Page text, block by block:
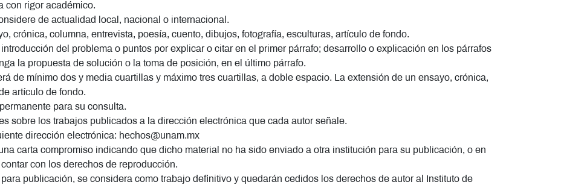
con rigor académico.
de actualidad local, nacional o internacional.
crónica, columna, entrevista, poesía, cuento, dibujos, fotografía, esculturas, artículo de fondo.
del problema o puntos por explicar o citar en el primer párrafo; desarrollo o explicación en los párrafos
la propuesta de solución o la toma de posición, en el último párrafo.
de mínimo dos y media cuartillas y máximo tres cuartillas, a doble espacio. La extensión de un ensayo, crónica,
artículo de fondo.
para su consulta.
sobre los trabajos publicados a la dirección electrónica que cada autor señale.
dirección electrónica: hechos@unam.mx
carta compromiso indicando que dicho material no ha sido enviado a otra institución para su publicación, o en
con los derechos de reproducción.
publicación, se considera como trabajo definitivo y quedarán cedidos los derechos de autor al Instituto de